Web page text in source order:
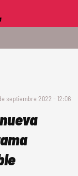
septiembre 2022 - 12:06